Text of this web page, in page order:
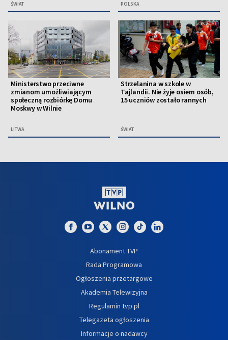
ŚWIAT POLSKA
Ministerstwo przeciwne
zmianom umożliwiającym
społeczną rozbiórkę Domu
Moskwy w Wilnie
LITWA
Strzelanina w szkole w
Tajlandii. Nie żyje osiem osób,
15 uczniów zostało rannych
ŚWIAT
Abonament TVP
Rada Programowa
Ogłoszenia przetargowe
Akademia Telewizyjna
Regulamin tvp.pl
Telegazeta ogłoszenia
Informacje o nadawcy